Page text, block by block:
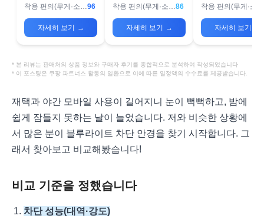
착용 편의(무게·소재)96
자세히 보기 →
착용 편의(무게·소재)86
자세히 보기 → 자세히 보기
* 본 리뷰는 판매처의 상품 정보와 구매자 후기를 종합적으로 분석하여 작성되었습니다
* 이 포스팅은 쿠팡 파트너스 활동의 일환으로 이에 따른 일정액의 수수료를 제공받습니다.
재택과 야간 모바일 사용이 길어지니 눈이 뻑뻑하고, 밤에
쉽게 잠들지 못하는 날이 늘었습니다. 저와 비슷한 상황에
서 많은 분이 블루라이트 차단 안경을 찾기 시작합니다. 그
래서 찾아보고 비교해봤습니다!
비교 기준을 정했습니다
차단 성능(대역·강도)